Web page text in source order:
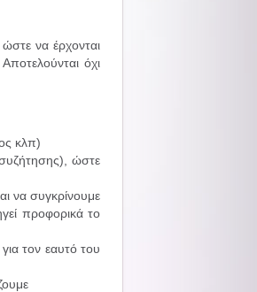
να έρχονται
όχι
κλπ)
ώστε
να συγκρίνουμε
προφορικά το
τον εαυτό του